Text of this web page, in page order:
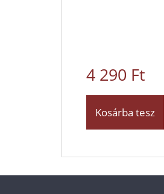
4 290 Ft
Kosárba tesz